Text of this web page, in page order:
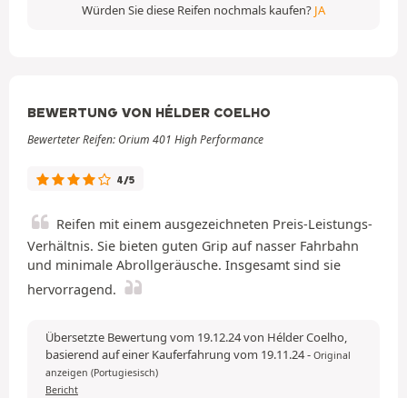
Würden Sie diese Reifen nochmals kaufen? JA
BEWERTUNG VON HÉLDER COELHO
Bewerteter Reifen: Orium 401 High Performance
4/5
Reifen mit einem ausgezeichneten Preis-Leistungs-
Verhältnis. Sie bieten guten Grip auf nasser Fahrbahn
und minimale Abrollgeräusche. Insgesamt sind sie
hervorragend.
Übersetzte Bewertung vom 19.12.24 von Hélder Coelho,
basierend auf einer Kauferfahrung vom 19.11.24- Original
anzeigen (Portugiesisch)
Bericht